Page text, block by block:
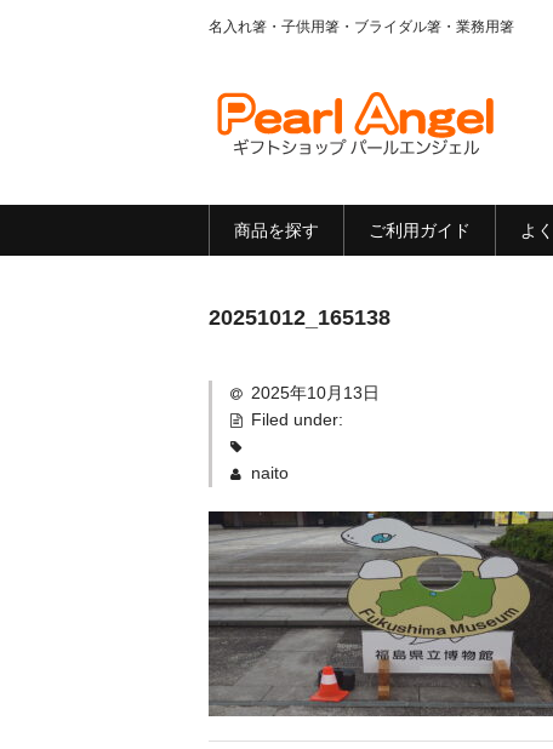
名入れ箸・子供用箸・ブライダル箸・業務用箸
商品を探す ご利用ガイド よ
20251012_165138
2025年10月13日
Filed under:
naito